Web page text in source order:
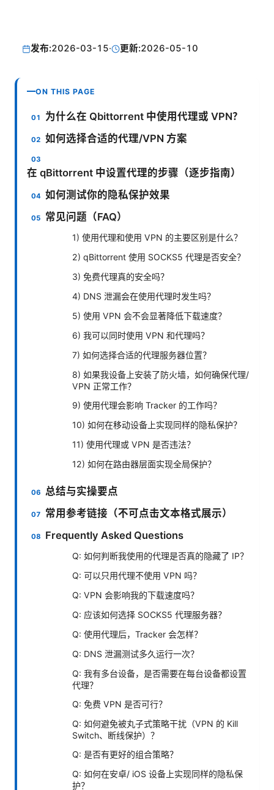
发布:2026-03-15· 更新:2026-05-10
ON THIS PAGE
为什么在 Qbittorrent 中使用代理或 VPN？
如何选择合适的代理/VPN 方案
在 qBittorrent 中设置代理的步骤（逐步指南）
如何测试你的隐私保护效果
常见问题（FAQ）
1) 使用代理和使用 VPN 的主要区别是什么？
2) qBittorrent 使用 SOCKS5 代理是否安全？
3) 免费代理真的安全吗？
4) DNS 泄漏会在使用代理时发生吗？
5) 使用 VPN 会不会显著降低下载速度？
6) 我可以同时使用 VPN 和代理吗？
7) 如何选择合适的代理服务器位置？
8) 如果我设备上安装了防火墙，如何确保代理/
VPN 正常工作？
9) 使用代理会影响 Tracker 的工作吗？
10) 如何在移动设备上实现同样的隐私保护？
11) 使用代理或 VPN 是否违法？
12) 如何在路由器层面实现全局保护？
总结与实操要点
常用参考链接（不可点击文本格式展示）
Frequently Asked Questions
Q: 如何判断我使用的代理是否真的隐藏了 IP？
Q: 可以只用代理不使用 VPN 吗？
Q: VPN 会影响我的下载速度吗？
Q: 应该如何选择 SOCKS5 代理服务器？
Q: 使用代理后，Tracker 会怎样？
Q: DNS 泄漏测试多久运行一次？
Q: 我有多台设备，是否需要在每台设备都设置
代理？
Q: 免费 VPN 是否可行？
Q: 如何避免被丸子式策略干扰（VPN 的 Kill
Switch、断线保护）？
Q: 是否有更好的组合策略？
Q: 如何在安卓/ iOS 设备上实现同样的隐私保
护？